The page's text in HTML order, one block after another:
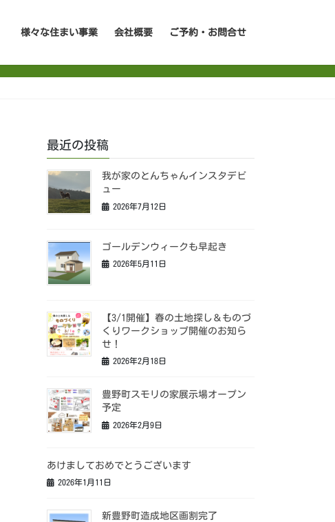
様々な住まい事業 会社概要 ご予約・お問合せ
最近の投稿
我が家のとんちゃんインスタデビ
ュー
2026年7月12日
ゴールデンウィークも早起き
2026年5月11日
【3/1開催】春の土地探し＆ものづ
くりワークショップ開催のお知ら
せ！
2026年2月18日
豊野町スモリの家展示場オープン
予定
2026年2月9日
あけましておめでとうございます
2026年1月11日
新豊野町造成地区画割完了